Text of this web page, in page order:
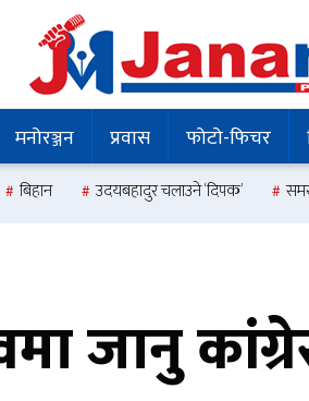
मनोरञ्जन प्रवास फोटो-फिचर
बिहान उदयबहादुर चलाउने ‘दिपक’
जानु